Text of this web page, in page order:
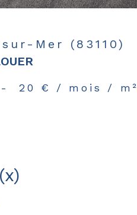
Mer (83110)
- 20 € / mois / m²